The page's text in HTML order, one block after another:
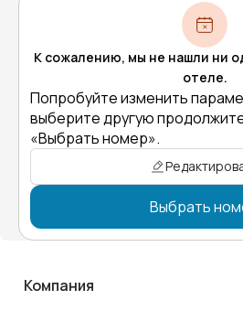
К сожалению, мы не нашли ни
отеле.
Попробуйте изменить
выберите другую
«Выбрать номер».
Выбрать
Компания